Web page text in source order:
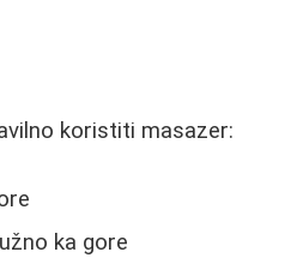
koristiti masazer:
ka gore